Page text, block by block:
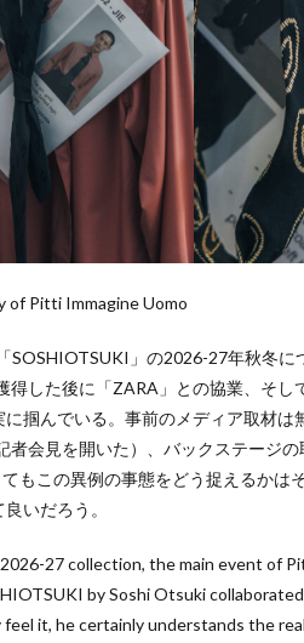
of Pitti Immagine Uomo
」の2026-27年秋冬に
した後に「ZARA」との協業、そ
掴んでいる。事前のメディア取材は
会見を開いた）、バックステージ
もこの異例の事態をどう捉えるかは
いだろう。
27 collection, the main event of
by Soshi Otsuki
it, he certainly understands the